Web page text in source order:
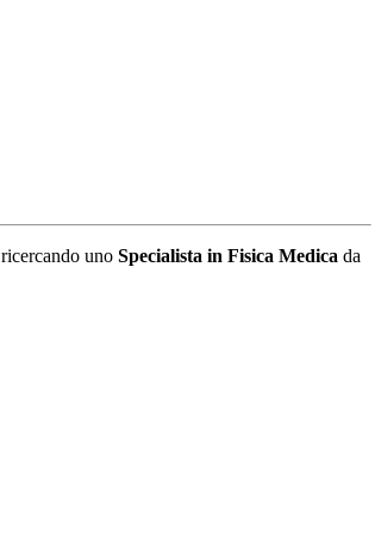
uno Specialista in Fisica Medica da